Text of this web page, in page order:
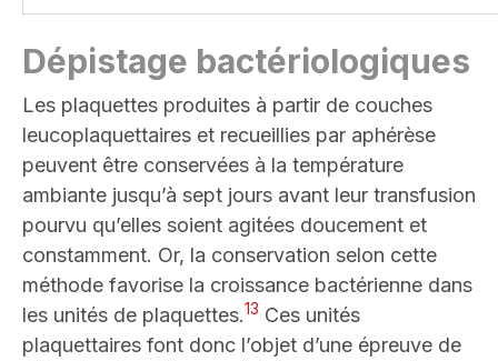
Dépistage bactériologiques
Les plaquettes produites à partir de couches
leucoplaquettaires et recueillies par aphérèse
peuvent être conservées à la température
ambiante jusqu’à sept jours avant leur transfusion
pourvu qu’elles soient agitées doucement et
constamment. Or, la conservation selon cette
méthode favorise la croissance bactérienne dans
les unités de plaquettes.13 Ces unités
plaquettaires font donc l’objet d’une épreuve de